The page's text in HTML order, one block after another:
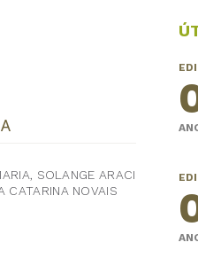
SOLANGE ARACI
CATARINA NOVAIS